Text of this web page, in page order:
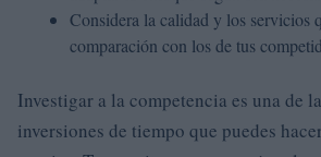
Considera la calidad y los servicios
comparación con los de tus
Investigar a la competencia es una de
inversiones de tiempo que puedes